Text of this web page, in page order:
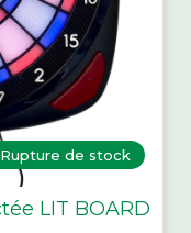
Rupture de stock
LIT BOARD